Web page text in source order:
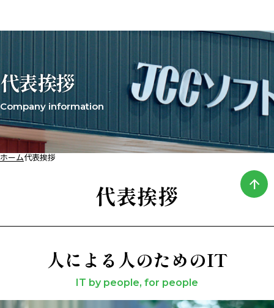
代表挨拶
Company information
ホーム代表挨拶
代表挨拶
人による人のためのIT
IT by people, for people
arrow_upward